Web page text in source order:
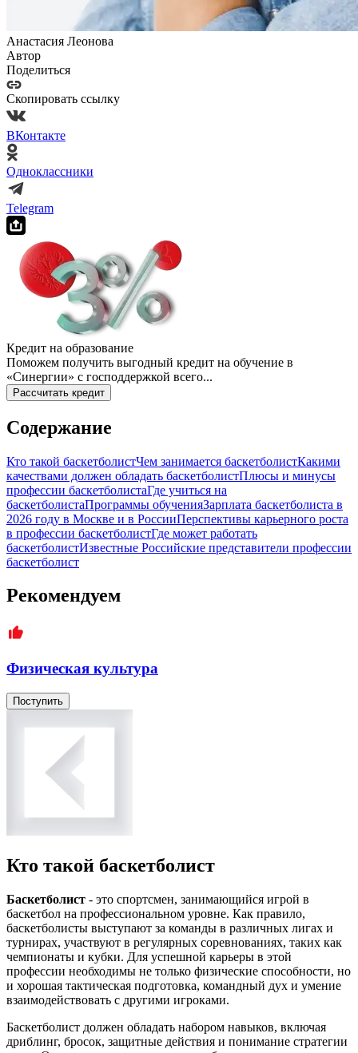
Анастасия Леонова
Автор
Поделиться
Скопировать ссылку
ВКонтакте
Одноклассники
Telegram
Кредит на образование
Поможем получить выгодный кредит на обучение в
«Синергии» с господдержкой всего...
Рассчитать кредит
Содержание
Кто такой баскетболистЧем занимается баскетболистКакими
качествами должен обладать баскетболистПлюсы и минусы
профессии баскетболистаГде учиться на
баскетболистаПрограммы обученияЗарплата баскетболиста в
2026 году в Москве и в РоссииПерспективы карьерного роста
в профессии баскетболистГде может работать
баскетболистИзвестные Российские представители профессии
баскетболист
Рекомендуем
Физическая культура
Поступить
Кто такой баскетболист
Баскетболист - это спортсмен, занимающийся игрой в
баскетбол на профессиональном уровне. Как правило,
баскетболисты выступают за команды в различных лигах и
турнирах, участвуют в регулярных соревнованиях, таких как
чемпионаты и кубки. Для успешной карьеры в этой
профессии необходимы не только физические способности, но
и хорошая тактическая подготовка, командный дух и умение
взаимодействовать с другими игроками.
Баскетболист должен обладать набором навыков, включая
дриблинг, бросок, защитные действия и понимание стратегии